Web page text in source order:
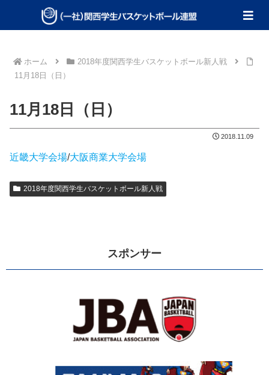
ホーム
2018年度関西学生バスケットボール新人戦
11月18日（日）
11月18日（日）
2018.11.09
近畿大学会場/大阪商業大学会場
2018年度関西学生バスケットボール新人戦
スポンサー